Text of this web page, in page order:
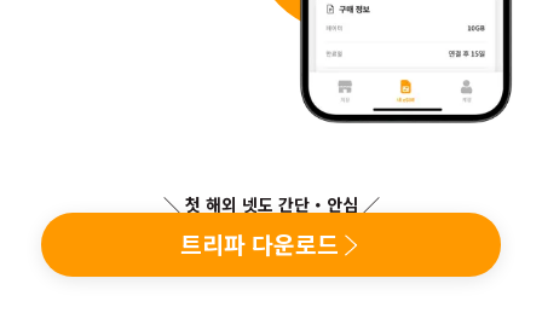
＼ 첫 해외 넷도 간단・안심 ／
트리파 다운로드